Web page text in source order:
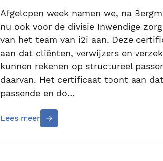
Afgelopen week namen we, na
nu ook voor de divisie Inwendige
van het team van i2i aan. Deze
aan dat cliënten, verwijzers en
kunnen rekenen op structureel
daarvan. Het certificaat toont aan
passende en do…
Lees meer